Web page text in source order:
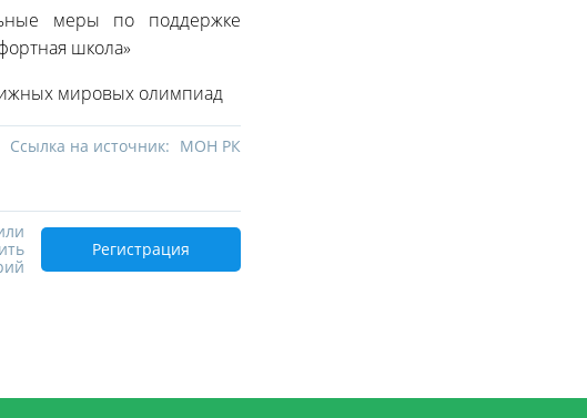
меры по поддержке
школа»
мировых олимпиад
Ссылка на источник: МОН РК
Регистрация